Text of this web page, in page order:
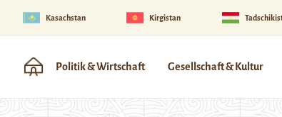
Kasachstan Kirgistan
Politik & Wirtschaft Gesellschaft & Kultur